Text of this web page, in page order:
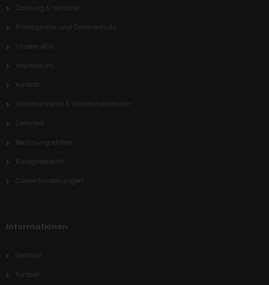
Zahlung & Versand
Privatsphäre und Datenschutz
Unsere AGB
Impressum
Kontakt
Widerrufsrecht & Widerrufsformular
Lieferzeit
Rechnungsdaten
Rückgaberecht
Cookie Einstellungen
Informationen
Sitemap
Kontakt